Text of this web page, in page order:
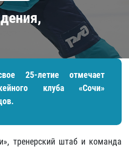
25-летие отмечает
клуба «Сочи»
тренерский штаб и команда